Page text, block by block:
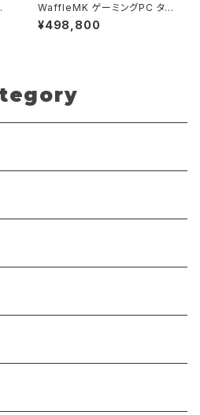
WaffleMK ゲーミングPC タワ
ー型 G-StormXi Geforce R
TX 5070 Core i9-13900F 3
¥498,800